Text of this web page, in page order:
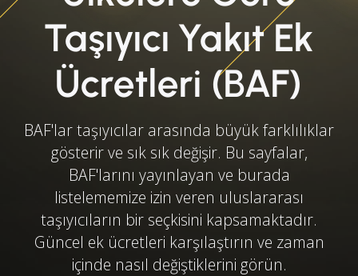
Taşıyıcı Yakıt Ek
Ücretleri (BAF)
BAF'lar taşıyıcılar arasında büyük farklılıklar
gösterir ve sık sık değişir. Bu sayfalar,
BAF'larını yayınlayan ve burada
listelememize izin veren uluslararası
taşıyıcıların bir seçkisini kapsamaktadır.
Güncel ek ücretleri karşılaştırın ve zaman
içinde nasıl değiştiklerini görün.